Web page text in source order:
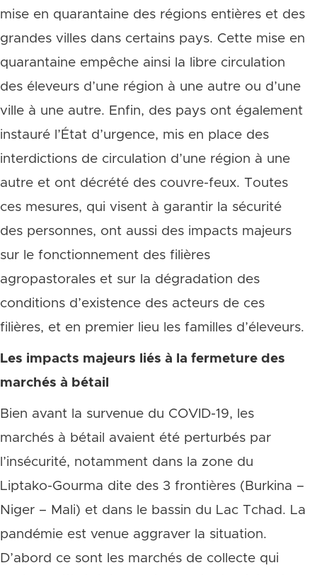
mise en quarantaine des régions entières et des
grandes villes dans certains pays. Cette mise en
quarantaine empêche ainsi la libre circulation
des éleveurs d’une région à une autre ou d’une
ville à une autre. Enfin, des pays ont également
instauré l’État d’urgence, mis en place des
interdictions de circulation d’une région à une
autre et ont décrété des couvre-feux. Toutes
ces mesures, qui visent à garantir la sécurité
des personnes, ont aussi des impacts majeurs
sur le fonctionnement des filières
agropastorales et sur la dégradation des
conditions d’existence des acteurs de ces
filières, et en premier lieu les familles d’éleveurs.
Les impacts majeurs liés à la fermeture des
marchés à bétail
Bien avant la survenue du COVID-19, les
marchés à bétail avaient été perturbés par
l’insécurité, notamment dans la zone du
Liptako-Gourma dite des 3 frontières (Burkina –
Niger – Mali) et dans le bassin du Lac Tchad. La
pandémie est venue aggraver la situation.
D’abord ce sont les marchés de collecte qui